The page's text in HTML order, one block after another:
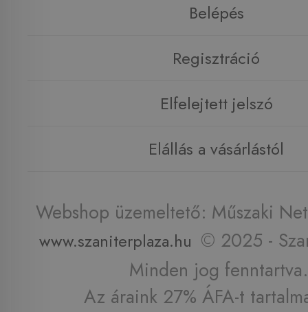
Belépés
Regisztráció
Elfelejtett jelszó
Elállás a vásárlástól
Webshop üzemeltető: Műszaki
www.szaniterplaza.hu © 2025 -
Minden jog fenntartva.
Az áraink 27% ÁFA-t